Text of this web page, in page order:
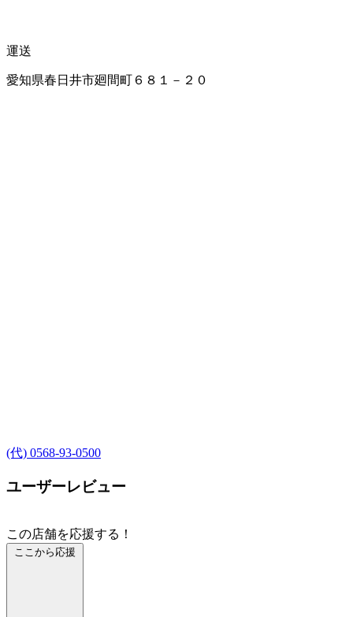
運送
愛知県春日井市廻間町６８１－２０
(代) 0568-93-0500
ユーザーレビュー
この店舗を応援する！
ここから応援